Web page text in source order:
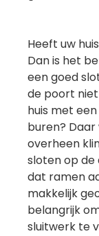
Heeft uw
Dan is het
een goed
de poort
huis met
buren? Daar
overheen
sloten op
dat ramen
makkelijk
belangrijk
sluitwerk te